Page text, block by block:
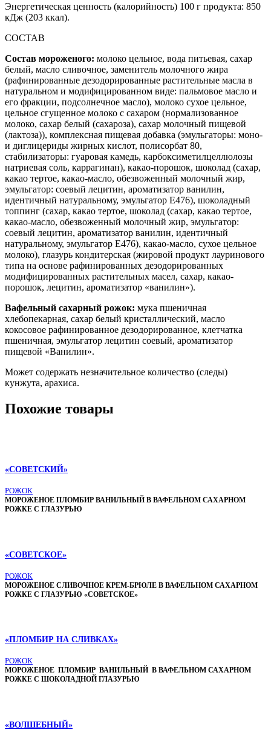
Энергетическая ценность (калорийность) 100 г продукта: 850
кДж (203 ккал).
СОСТАВ
Состав мороженого: молоко цельное, вода питьевая, сахар
белый, масло сливочное, заменитель молочного жира
(рафинированные дезодорированные растительные масла в
натуральном и модифицированном виде: пальмовое масло и
его фракции, подсолнечное масло), молоко сухое цельное,
цельное сгущенное молоко с сахаром (нормализованное
молоко, сахар белый (сахароза), сахар молочный пищевой
(лактоза)), комплексная пищевая добавка (эмульгаторы: моно-
и диглицериды жирных кислот, полисорбат 80,
стабилизаторы: гуаровая камедь, карбоксиметилцеллюлозы
натриевая соль, каррагинан), какао-порошок, шоколад (сахар,
какао тертое, какао-масло, обезвоженный молочный жир,
эмульгатор: соевый лецитин, ароматизатор ванилин,
идентичный натуральному, эмульгатор Е476), шоколадный
топпинг (сахар, какао тертое, шоколад (сахар, какао тертое,
какао-масло, обезвоженный молочный жир, эмульгатор:
соевый лецитин, ароматизатор ванилин, идентичный
натуральному, эмульгатор Е476), какао-масло, сухое цельное
молоко), глазурь кондитерская (жировой продукт лауринового
типа на основе рафинированных дезодорированных
модифицированных растительных масел, сахар, какао-
порошок, лецитин, ароматизатор «ванилин»).
Вафельный сахарный рожок: мука пшеничная
хлебопекарная, сахар белый кристаллический, масло
кокосовое рафинированное дезодорированное, клетчатка
пшеничная, эмульгатор лецитин соевый, ароматизатор
пищевой «Ванилин».
Может содержать незначительное количество (следы)
кунжута, арахиса.
Похожие товары
«СОВЕТСКИЙ»
РОЖОК
МОРОЖЕНОЕ ПЛОМБИР ВАНИЛЬНЫЙ В ВАФЕЛЬНОМ САХАРНОМ
РОЖКЕ С ГЛАЗУРЬЮ
«СОВЕТСКОЕ»
РОЖОК
МОРОЖЕНОЕ СЛИВОЧНОЕ КРЕМ-БРЮЛЕ В ВАФЕЛЬНОМ САХАРНОМ
РОЖКЕ С ГЛАЗУРЬЮ «СОВЕТСКОЕ»
«ПЛОМБИР НА СЛИВКАХ»
РОЖОК
МОРОЖЕНОЕ ПЛОМБИР ВАНИЛЬНЫЙ В ВАФЕЛЬНОМ САХАРНОМ
РОЖКЕ С ШОКОЛАДНОЙ ГЛАЗУРЬЮ
«ВОЛШЕБНЫЙ»